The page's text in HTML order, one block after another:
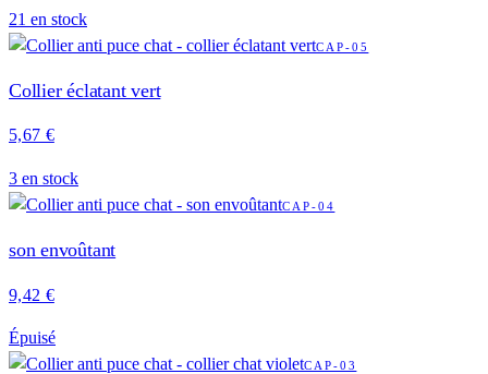
21 en stock
CAP-05
Collier éclatant vert
5,67 €
3 en stock
CAP-04
son envoûtant
9,42 €
Épuisé
CAP-03